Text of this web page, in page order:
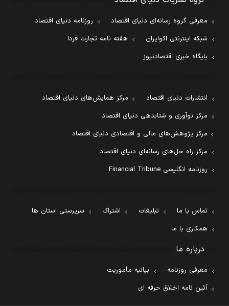
معرفی گروه رسانه‌ای دنیای اقتصاد
روزنامه دنیای اقتصاد
شبکه اینترنتی اکوایران
هفته نامه تجارت فردا
پایگاه خبری اقتصادنیوز
انتشارات دنیای اقتصاد
مرکز همایش‌های دنیای اقتصاد
مرکز نوآوری و شتابدهی دنیای اقتصاد
مرکز پژوهش‌های مالی و اقتصادی دنیای اقتصاد
مرکز راه حل‌های رسانه‌ای دنیای اقتصاد
روزنامه انگلیسی Financial Tribune
تماس با ما تبلیغات اشتراک
سرپرستی استان ها
همکاری با ما
درباره ما
معرفی روزنامه
بیانیه مأموریت
آئین نامه اخلاق حرفه ای